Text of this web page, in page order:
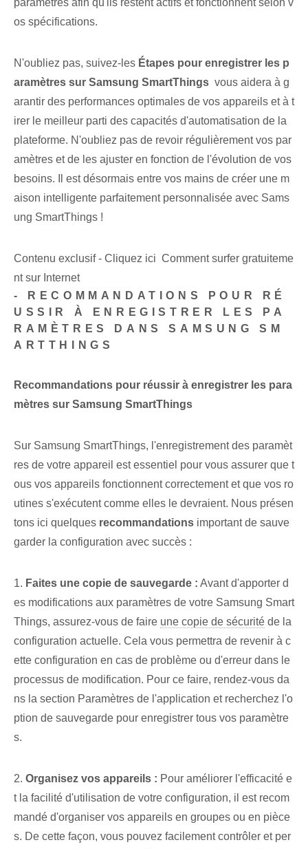
paramètres afin qu'ils restent actifs et fonctionnent selon v
os spécifications.
N'oubliez pas, suivez-les Étapes pour enregistrer les p
aramètres sur Samsung SmartThings ⁤ vous aidera à g
arantir des performances optimales de vos ‌appareils et à t
irer le meilleur parti des ⁣capacités d'automatisation de la
plateforme. ⁢N'oubliez pas de revoir régulièrement vos par
amètres et de les ajuster en fonction de l'évolution de vos
besoins. Il est désormais entre vos mains de créer une m
aison intelligente parfaitement personnalisée avec Sams
ung SmartThings !
Contenu exclusif - Cliquez ici Comment surfer gratuiteme
nt sur Internet
-‍ RECOMMANDATIONS POUR RÉ
USSIR À ENREGISTRER LES PA
RAMÈTRES‌ DANS SAMSUNG SM
ARTTHINGS
Recommandations pour réussir à enregistrer les para
mètres sur Samsung SmartThings
Sur Samsung SmartThings, l'enregistrement des paramèt
res de votre appareil est essentiel pour vous assurer que t
ous vos appareils fonctionnent correctement et que vos ro
utines s'exécutent comme elles le devraient. Nous présen
tons ici quelques recommandations important de sauve
garder la configuration avec succès :
1. Faites une copie de sauvegarde : Avant d'apporter d
es modifications⁤ aux paramètres de votre Samsung Smart
Things, assurez-vous de faire une copie de sécurité de la
configuration actuelle. Cela vous permettra de revenir à c
ette configuration en cas de problème ou d'erreur dans le
processus de modification. Pour ce faire, rendez-vous da
ns la section Paramètres de l'application et recherchez l'o
ption de sauvegarde pour enregistrer tous vos paramètre
s.
2. Organisez vos appareils : Pour améliorer l'efficacité e
t la facilité d'utilisation de votre configuration, il est recom
mandé d'organiser vos appareils en groupes ou en pièce
s. De cette façon, vous pouvez facilement contrôler et per